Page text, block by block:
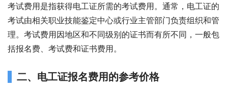
考试费用是指获得电工证所需的考试费用。通常，电工证的
考试由相关职业技能鉴定中心或行业主管部门负责组织和管
理。考试费用因地区和不同级别的证书而有所不同，一般包
括报名费、考试费和证书费用。
二、电工证报名费用的参考价格